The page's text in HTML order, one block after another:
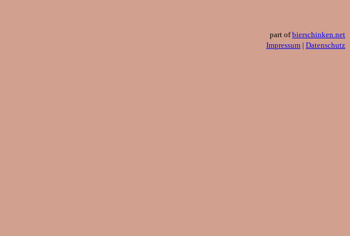
part ofbierschinken.net
Impressum | Datenschutz